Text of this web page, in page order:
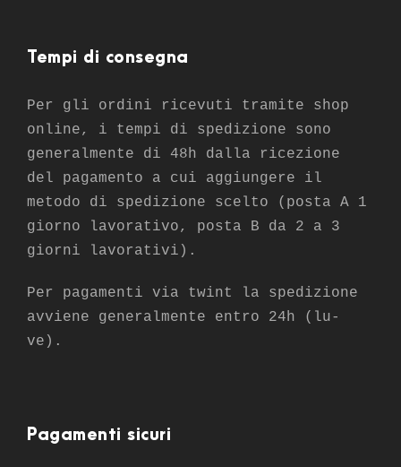
Tempi di consegna
Per gli ordini ricevuti tramite shop
online, i tempi di spedizione sono
generalmente di 48h dalla ricezione
del pagamento a cui aggiungere il
metodo di spedizione scelto (posta A 1
giorno lavorativo, posta B da 2 a 3
giorni lavorativi).
Per pagamenti via twint la spedizione
avviene generalmente entro 24h (lu-
ve).
Pagamenti sicuri